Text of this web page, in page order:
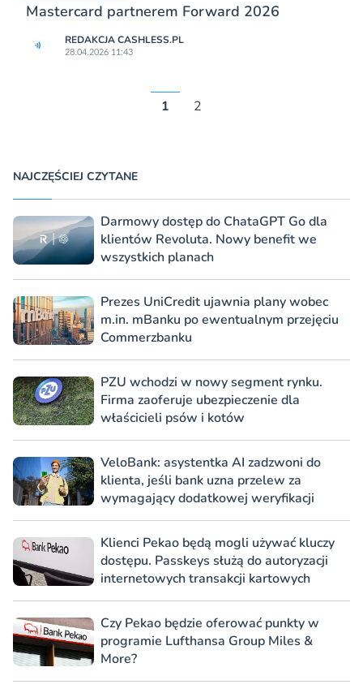
Mastercard partnerem Forward 2026
REDAKCJA CASHLESS.PL
28.04.2026 11:43
1 2
NAJCZĘŚCIEJ CZYTANE
Darmowy dostęp do ChataGPT Go dla
klientów Revoluta. Nowy benefit we
wszystkich planach
Prezes UniCredit ujawnia plany wobec
m.in. mBanku po ewentualnym przejęciu
Commerzbanku
PZU wchodzi w nowy segment rynku.
Firma zaoferuje ubezpieczenie dla
właścicieli psów i kotów
VeloBank: asystentka AI zadzwoni do
klienta, jeśli bank uzna przelew za
wymagający dodatkowej weryfikacji
Klienci Pekao będą mogli używać kluczy
dostępu. Passkeys służą do autoryzacji
internetowych transakcji kartowych
Czy Pekao będzie oferować punkty w
programie Lufthansa Group Miles &
More?